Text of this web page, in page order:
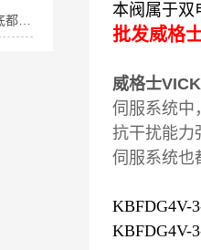
本阀属于双
批发威格
威格士
伺服系统中
抗干扰能力
伺服系统也
KBFDG4V-
KBFDG4V-
说到力士乐电液比例阀那它到底都有哪些优势呢？